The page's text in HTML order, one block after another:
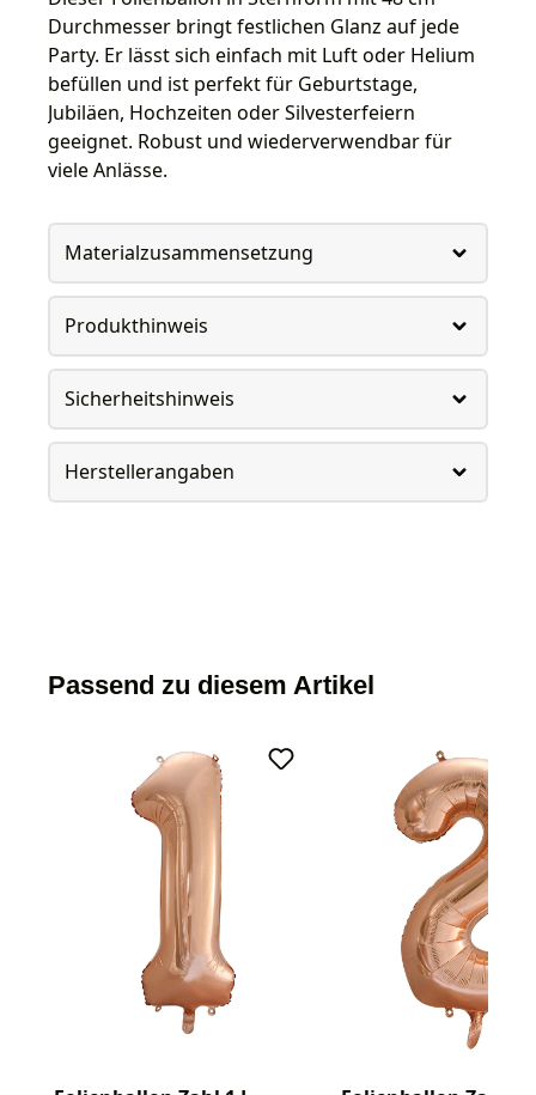
Durchmesser bringt festlichen Glanz auf jede
Party. Er lässt sich einfach mit Luft oder Helium
befüllen und ist perfekt für Geburtstage,
Jubiläen, Hochzeiten oder Silvesterfeiern
geeignet. Robust und wiederverwendbar für
viele Anlässe.
Materialzusammensetzung
Produkthinweis
Sicherheitshinweis
Herstellerangaben
Passend zu diesem Artikel